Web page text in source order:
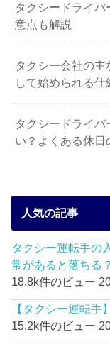
タクシードライ
意点も解説
タクシー会社の
して始められる仕
タクシードライ
い？よくある休日
人気の記事
タクシー運転手の
常があると落ちる？
18.8k件のビュー
【タクシー運転
15.2k件のビュー